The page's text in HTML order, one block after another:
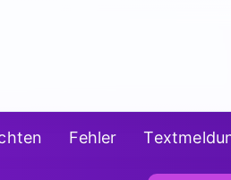
Fehler